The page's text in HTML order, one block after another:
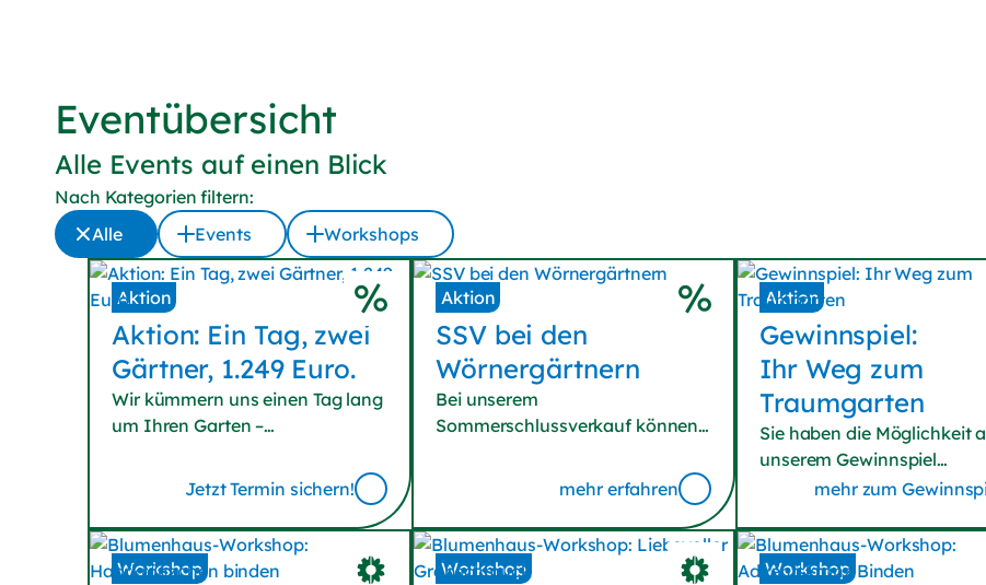
Eventübersicht
Alle Events auf einen Blick
Nach Kategorien filtern:
Alle
Events Workshops
Aktion
Aktion: Ein Tag, zwei
Gärtner, 1.249 Euro.
Wir kümmern uns einen Tag lang
um Ihren Garten –
Pflasterarbeiten sowie
Jetzt Termin sichern!
Aktion
SSV bei den
Wörnergärtnern
Bei unserem
Sommerschlussverkauf können
Sie sich auf sonnenstarke
Schnäppchen. Wir haben auch
am Friedensfest (Sa., 08. August
2026) für Sie geöffnet. Wir freuen
mehr erfahren
Aktion
Gewinn­spiel:
Ihr Weg zum
Traumgarten
Sie haben die Möglichkeit
unserem Gewinnspiel
teilzunehmen und eine
Gartenplanung im Wert
zu 2.000 € zu gewinnen.
Sie dafür einfach das
mehr zum
Workshop Workshop Workshop